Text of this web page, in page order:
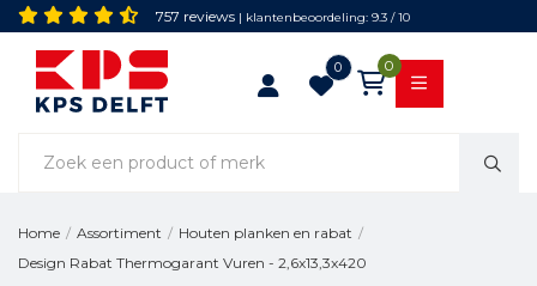
757 reviews | klantenbeoordeling: 9.3 / 10
0 0
Home / Assortiment / Houten planken en rabat /
Design Rabat Thermogarant Vuren - 2,6x13,3x420